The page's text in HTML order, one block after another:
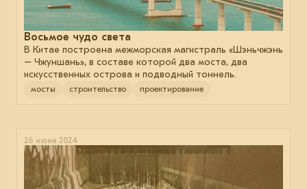
Восьмое чудо света
В Китае построена межморская магистраль «Шэньчжэнь
– Чжуншань», в составе которой два моста, два
искусственных острова и подводный тоннель.
мосты строительство проектирование
26 июня 2024